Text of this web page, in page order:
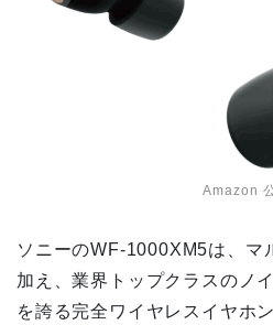
Amazon
ソニーのWF-1000XM5は、マ
加え、業界トップクラスのノ
を誇る完全ワイヤレスイヤホ